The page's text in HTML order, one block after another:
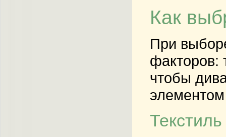
Как
При
факторов:
чтобы